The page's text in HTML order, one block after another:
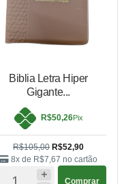
Biblia Letra Hiper
Gigante...
R$50,26Pix
R$105,00 R$52,90
8x de R$7,67 no cartão
Comprar